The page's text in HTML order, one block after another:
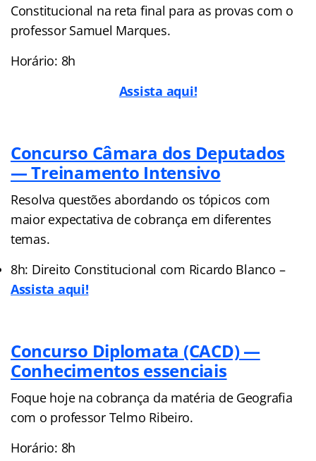
Constitucional na reta final para as provas com o
professor Samuel Marques.
Horário: 8h
Assista aqui!
Concurso Câmara dos Deputados
— Treinamento Intensivo
Resolva questões abordando os tópicos com
maior expectativa de cobrança em diferentes
temas.
8h: Direito Constitucional com Ricardo Blanco –
Assista aqui!
Concurso Diplomata (CACD) —
Conhecimentos essenciais
Foque hoje na cobrança da matéria de Geografia
com o professor Telmo Ribeiro.
Horário: 8h